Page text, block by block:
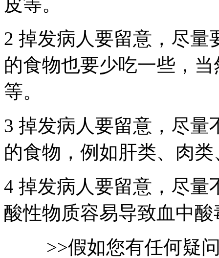
2 掉发病人要留意，尽
的食物也要少吃一些，
等。
3 掉发病人要留意，尽
的食物，例如肝类、肉
4 掉发病人要留意，尽量
酸性物质容易导致血中
>>假如您有任何疑